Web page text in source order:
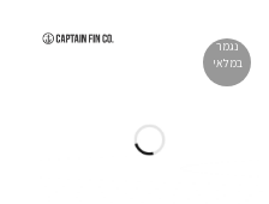
נגמר
במלאי